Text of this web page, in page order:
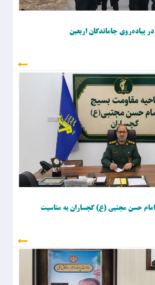
پیاده‌روی جاماندگان اربعین
امام حسن مجتبی (ع) گچساران به مناسبت